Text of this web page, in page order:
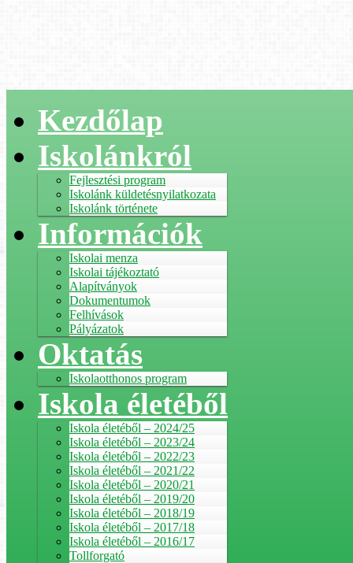
Kezdőlap
Iskolánkról
Fejlesztési program
Iskolánk küldetésnyilatkozata
Iskolánk története
Információk
Iskolai menza
Iskolai tájékoztató
Alapítványok
Dokumentumok
Felhívások
Pályázatok
Oktatás
Iskolaotthonos program
Iskola életéből
Iskola életéből – 2024/25
Iskola életéből – 2023/24
Iskola életéből – 2022/23
Iskola életéből – 2021/22
Iskola életéből – 2020/21
Iskola életéből – 2019/20
Iskola életéből – 2018/19
Iskola életéből – 2017/18
Iskola életéből – 2016/17
Tollforgató